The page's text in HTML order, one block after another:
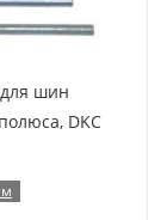
шин
DKC